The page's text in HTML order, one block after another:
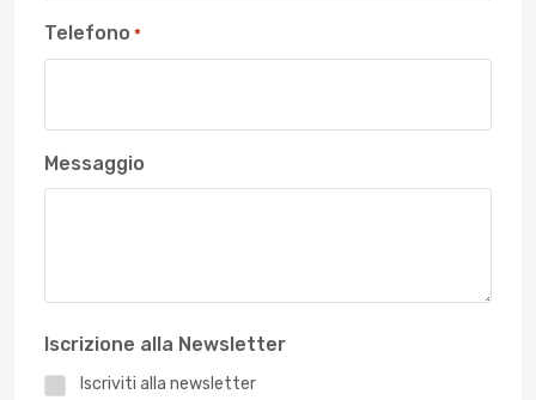
Telefono *
Messaggio
Iscrizione alla Newsletter
Iscriviti alla newsletter